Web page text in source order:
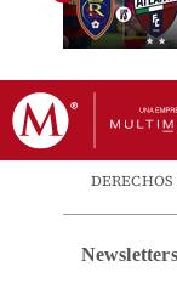
Newsletters